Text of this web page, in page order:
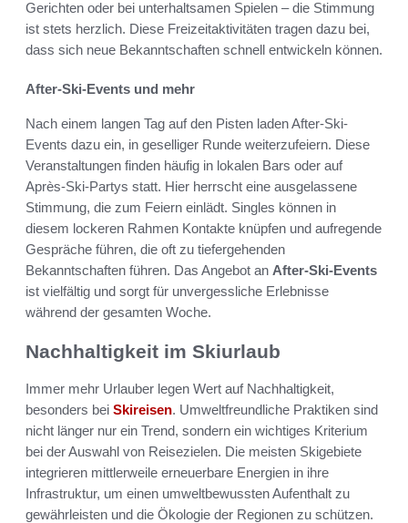
Gerichten oder bei unterhaltsamen Spielen – die Stimmung
ist stets herzlich. Diese Freizeitaktivitäten tragen dazu bei,
dass sich neue Bekanntschaften schnell entwickeln können.
After-Ski-Events und mehr
Nach einem langen Tag auf den Pisten laden After-Ski-
Events dazu ein, in geselliger Runde weiterzufeiern. Diese
Veranstaltungen finden häufig in lokalen Bars oder auf
Après-Ski-Partys statt. Hier herrscht eine ausgelassene
Stimmung, die zum Feiern einlädt. Singles können in
diesem lockeren Rahmen Kontakte knüpfen und aufregende
Gespräche führen, die oft zu tiefergehenden
Bekanntschaften führen. Das Angebot an After-Ski-Events
ist vielfältig und sorgt für unvergessliche Erlebnisse
während der gesamten Woche.
Nachhaltigkeit im Skiurlaub
Immer mehr Urlauber legen Wert auf Nachhaltigkeit,
besonders bei Skireisen. Umweltfreundliche Praktiken sind
nicht länger nur ein Trend, sondern ein wichtiges Kriterium
bei der Auswahl von Reisezielen. Die meisten Skigebiete
integrieren mittlerweile erneuerbare Energien in ihre
Infrastruktur, um einen umweltbewussten Aufenthalt zu
gewährleisten und die Ökologie der Regionen zu schützen.